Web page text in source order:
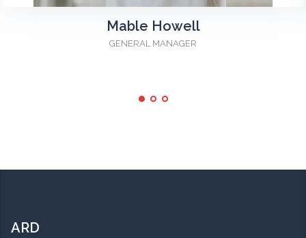
Mable Howell
GENERAL MANAGER
ARD